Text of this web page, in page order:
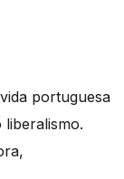
portuguesa